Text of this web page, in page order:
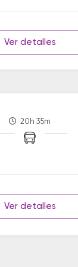
Ver detalles
20h 35m
Ver detalles